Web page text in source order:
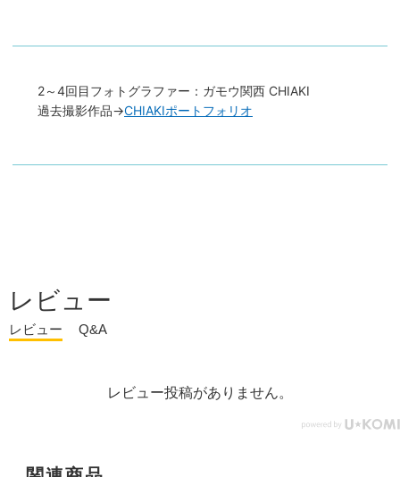
2～4回目フォトグラファー：ガモウ関西 CHIAKI
過去撮影作品→CHIAKIポートフォリオ
レビュー
レビュー Q&A
レビュー投稿がありません。